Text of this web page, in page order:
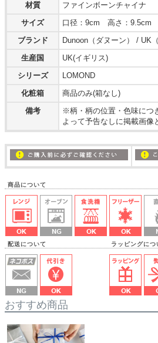
材質
ファインボーンチャイナ
サイズ
口径：9cm 高さ：9.5cm
ブランド
Dunoon（ダヌーン） / UK
生産国
UK(イギリス)
シリーズ
LOMOND
化粧箱
商品のみ(箱なし)
備考
※柄・柄の位置・色味につ
よって予告なしに掲載画像
商品について
配送について ラッピングにつ
おすすめ商品